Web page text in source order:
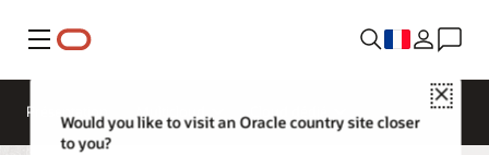
Menu
Close
Would you like to visit an Oracle country site closer
to you?
Présentation